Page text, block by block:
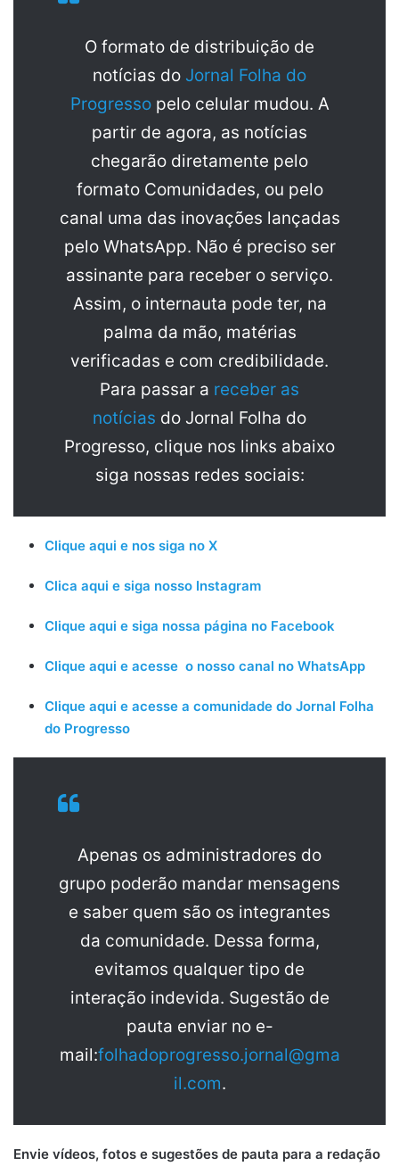
O formato de distribuição de
notícias do Jornal Folha do
Progresso pelo celular mudou. A
partir de agora, as notícias
chegarão diretamente pelo
formato Comunidades, ou pelo
canal uma das inovações lançadas
pelo WhatsApp. Não é preciso ser
assinante para receber o serviço.
Assim, o internauta pode ter, na
palma da mão, matérias
verificadas e com credibilidade.
Para passar a receber as
notícias do Jornal Folha do
Progresso, clique nos links abaixo
siga nossas redes sociais:
Clique aqui e nos siga no X
Clica aqui e siga nosso Instagram
Clique aqui e siga nossa página no Facebook
Clique aqui e acesse o nosso canal no WhatsApp
Clique aqui e acesse a comunidade do Jornal Folha
do Progresso
Apenas os administradores do
grupo poderão mandar mensagens
e saber quem são os integrantes
da comunidade. Dessa forma,
evitamos qualquer tipo de
interação indevida. Sugestão de
pauta enviar no e-
mail:folhadoprogresso.jornal@gma
il.com.
Envie vídeos, fotos e sugestões de pauta para a redação